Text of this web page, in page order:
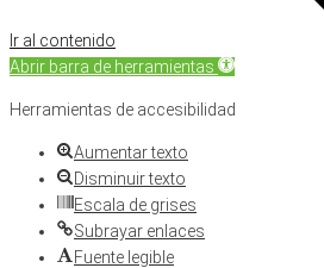
Ir al contenido
Abrir barra de herramientas
Herramientas de accesibilidad
Aumentar texto
Disminuir texto
Escala de grises
Subrayar enlaces
Fuente legible